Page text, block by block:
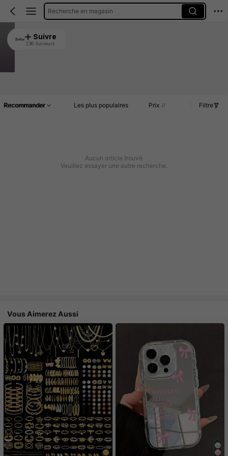
Recherche en magasin
Zmlcx
4.82
Suivre
236 Suiveurs
Recommander Les plus populaires Prix Filtre
Aucun article trouvé
Veuillez essayer une autre recherche.
Vous Aimerez Aussi